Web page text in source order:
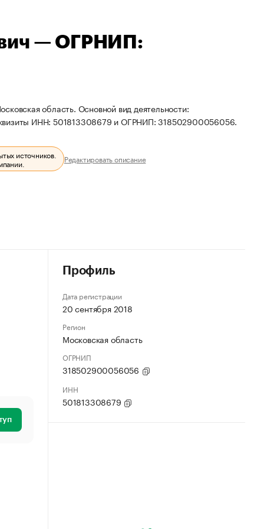
— ОГРНИП:
область. Основной вид деятельности:
ИНН: 501813308679 и ОГРНИП: 318502900056056.
источников.
Редактировать описание
Профиль
Дата регистрации
20 сентября 2018
Регион
Московская область
ОГРНИП
318502900056056
ИНН
501813308679